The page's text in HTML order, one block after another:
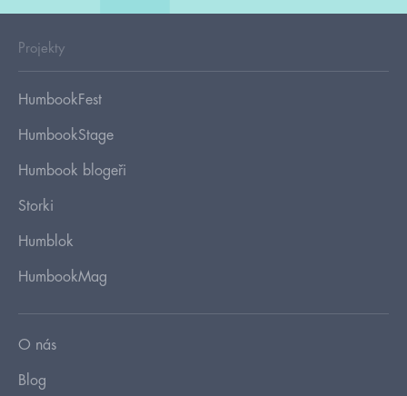
Projekty
HumbookFest
HumbookStage
Humbook blogeři
Storki
Humblok
HumbookMag
O nás
Blog